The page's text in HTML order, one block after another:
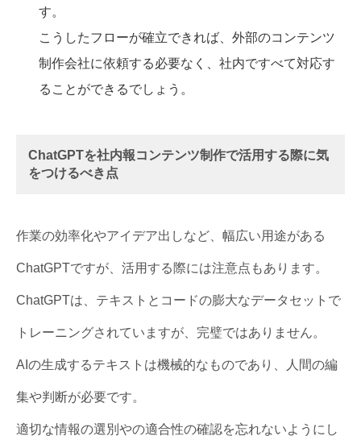
す。
こうしたフローが確立できれば、外部のコンテンツ
制作会社に依頼する必要なく、社内ですべて対応す
ることができるでしょう。
ChatGPTを社内報コンテンツ制作で活用する際に気
をつけるべき点
作業の効率化やアイデア出しなど、幅広い用途がある
ChatGPTですが、活用する際には注意点もあります。
ChatGPTは、テキストとコードの膨大なデータセットで
トレーニングされていますが、完璧ではありません。
AIの生成するテキストは機械的なものであり、人間の編
集や判断が必要です。
適切な情報の選別やの適合性の確認を忘れないようにし